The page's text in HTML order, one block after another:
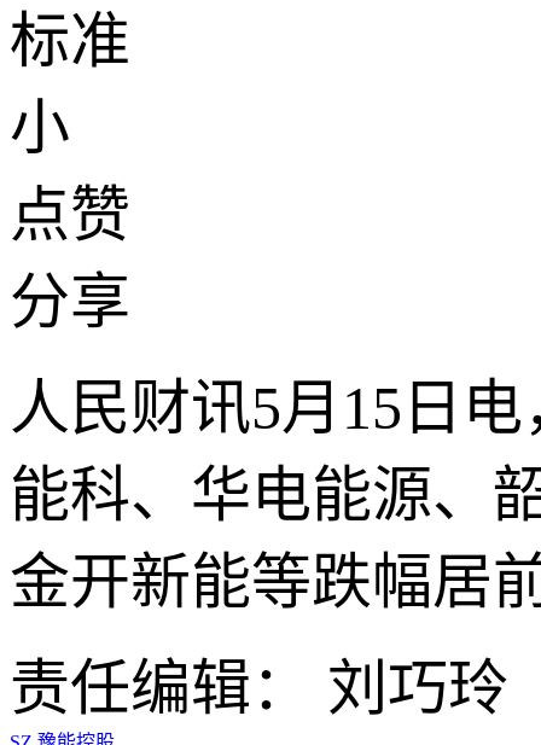
标准
小
点赞
分享
人民财讯5月15日电
能科、华电能源、
金开新能等跌幅居
责任编辑： 刘巧玲